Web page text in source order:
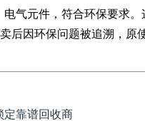
气元件，符合环保要求
卖后因环保问题被追溯，
定靠谱回收商